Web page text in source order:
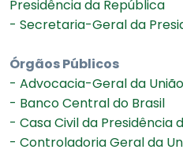
Presidência da República
- Secretaria-Geral da
Órgãos Públicos
- Advocacia-Geral da União
- Banco Central do Brasil
- Casa Civil da Presidência
- Controladoria Geral da